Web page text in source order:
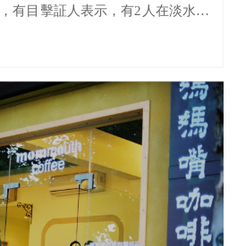
有目擊証人表示，有2人在淡水河